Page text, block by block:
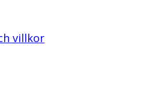
villkor